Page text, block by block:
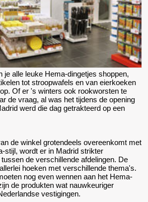
je alle leuke Hema-dingetjes shoppen,
tot stroopwafels en van eierkoeken
Of er 's winters ook rookworsten te
de vraag, al was het tijdens de opening
werd die dag getrakteerd op een
de winkel grotendeels overeenkomt met
stijl, wordt er in Madrid strikter
de verschillende afdelingen. De
hoeken met verschillende thema's.
nog even wennen aan het Hema-
de produkten wat nauwkeuriger
vestigingen.